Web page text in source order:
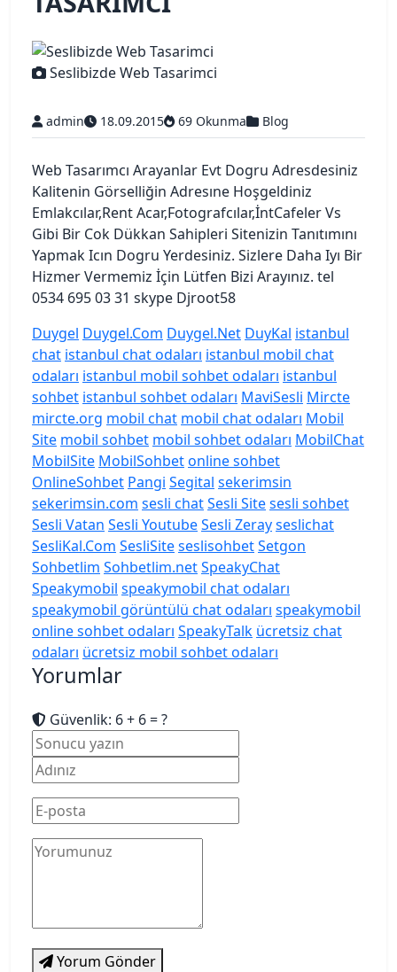
Seslibizde Web Tasarimci
admin 18.09.2015 69 Okunma Blog
Web Tasarımcı Arayanlar Evt Dogru Adresdesiniz
Kalitenin Görselliğin Adresıne Hoşgeldiniz
Emlakcılar,Rent Acar,Fotografcılar,İntCafeler Vs
Gibi Bir Cok Dükkan Sahipleri Sitenizin Tanıtımını
Yapmak Icın Dogru Yerdesiniz. Sizlere Daha Iyı Bir
Hizmer Vermemiz İçin Lütfen Bizi Arayınız. tel
0534 695 03 31 skype Djroot58
Duygel Duygel.Com Duygel.Net DuyKal istanbul
chat istanbul chat odaları istanbul mobil chat
odaları istanbul mobil sohbet odaları istanbul
sohbet istanbul sohbet odaları MaviSesli Mircte
mircte.org mobil chat mobil chat odaları Mobil
Site mobil sohbet mobil sohbet odaları MobilChat
MobilSite MobilSohbetonline sohbet
OnlineSohbet Pangi Segital sekerimsin
sekerimsin.com sesli chatSesli Sitesesli sohbet
Sesli Vatan Sesli YoutubeSesli Zerayseslichat
SesliKal.Com SesliSiteseslisohbetSetgon
Sohbetlim Sohbetlim.netSpeakyChat
Speakymobil speakymobil chat odaları
speakymobil görüntülü chat odaları speakymobil
online sohbet odaları SpeakyTalk ücretsiz chat
odaları ücretsiz mobil sohbet odaları
Yorumlar
Güvenlik: 6 + 6 = ?
Yorum Gönder